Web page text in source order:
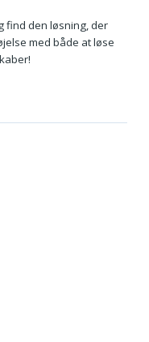
find den løsning, der
med både at løse